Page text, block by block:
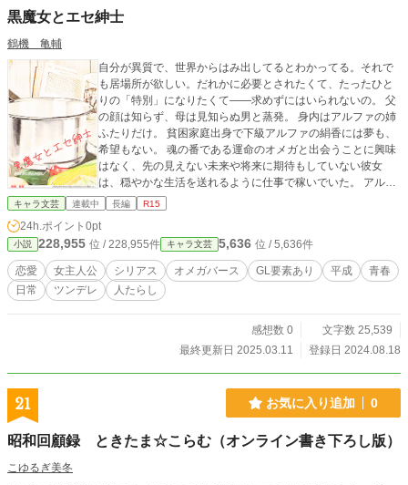
黒魔女とエセ紳士
鶴機 亀輔
自分が異質で、世界からはみ出してるとわかってる。それで
も居場所が欲しい。だれかに必要とされたくて、たったひと
りの「特別」になりたくて――求めずにはいられないの。 父
の顔は知らず、母は見知らぬ男と蒸発。 身内はアルファの姉
ふたりだけ。 貧困家庭出身で下級アルファの絹香には夢も、
希望もない。 魂の番である運命のオメガと出会うことに興味
はなく、先の見えない未来や将来に期待もしていない彼女
は、穏やかな生活を送れるように仕事で稼いでいた。 アルフ
ァの番がいるにもかかわらず満たされないでいるオメガの女
考えないで生きる。 ただ代わり映えのない毎日を、昨日と同
じ今日のために過ごしている。 だが彼女の日常は、たやすく
壊されてしまうのだった。 ある日、絹香の仕事先のレストラ
ンにガラの悪いアルファの男たちが、やってくる。 絹香の家
に転がり込んできたオメガの壱架との浮気が壱架の彼氏にバ
入院するはめになってしまう。 しかも入院先の病院には、彼
女の心に消えない傷を負わせた元彼の和泉がいた。 ひょんな
L描写が入ります。 主人公が恋人となる男と出会う前に、ほ
かの女と肉体関係をもっているのが伺えるシーンがありま
ションです。 実在の人物・団体・事件などと一切関係ありま
キャラ文芸 連載中 長編 R15
24h.ポイント 0pt
小説 228,955 位 / 228,955件 キャラ文芸 5,636 位 / 5,636件
恋愛 女主人公 シリアス オメガバース GL要素あり 平成
青春
日常
ツンデレ 人たらし
感想数 0
文字数 25,539
最終更新日 2025.03.11
登録日 2024.08.18
21 お気に入り追加 0
昭和回顧録 ときたま☆こらむ（オンライン書き下ろし版）
こゆるぎ美冬